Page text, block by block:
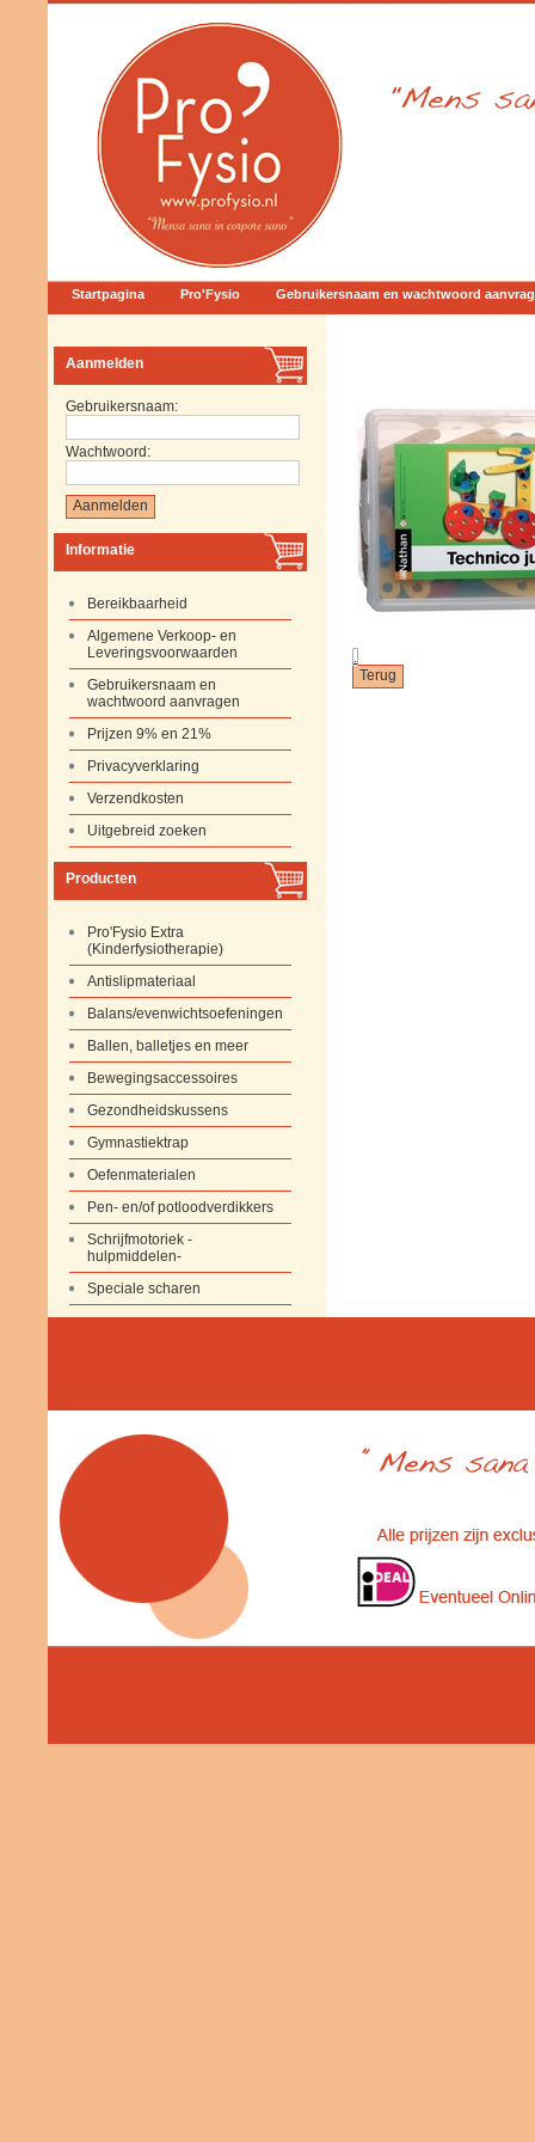
Startpagina Pro'Fysio Gebruikersnaam en wachtwoord
Aanmelden
Gebruikersnaam:
Wachtwoord:
Informatie
Bereikbaarheid
Algemene Verkoop- en
Leveringsvoorwaarden
Gebruikersnaam en
wachtwoord aanvragen
Prijzen 9% en 21%
Privacyverklaring
Verzendkosten
Uitgebreid zoeken
Producten
Pro'Fysio Extra
(Kinderfysiotherapie)
Antislipmateriaal
Balans/evenwichtsoefeningen
Ballen, balletjes en meer
Bewegingsaccessoires
Gezondheidskussens
Gymnastiektrap
Oefenmaterialen
Pen- en/of potloodverdikkers
Schrijfmotoriek -
hulpmiddelen-
Speciale scharen
.